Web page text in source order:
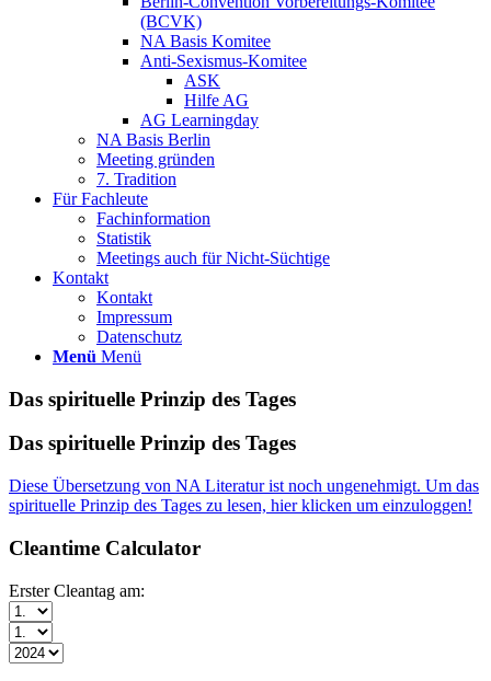
(BCVK)
NA Basis Komitee
Anti-Sexismus-Komitee
ASK
Hilfe AG
AG Learningday
NA Basis Berlin
Meeting gründen
7. Tradition
Für Fachleute
Fachinformation
Statistik
Meetings auch für Nicht-Süchtige
Kontakt
Kontakt
Impressum
Datenschutz
Menü Menü
Das spirituelle Prinzip des Tages
Das spirituelle Prinzip des Tages
Diese Übersetzung von NA Literatur ist noch ungenehmigt. Um das
spirituelle Prinzip des Tages zu lesen, hier klicken um einzuloggen!
Cleantime Calculator
Erster Cleantag am: